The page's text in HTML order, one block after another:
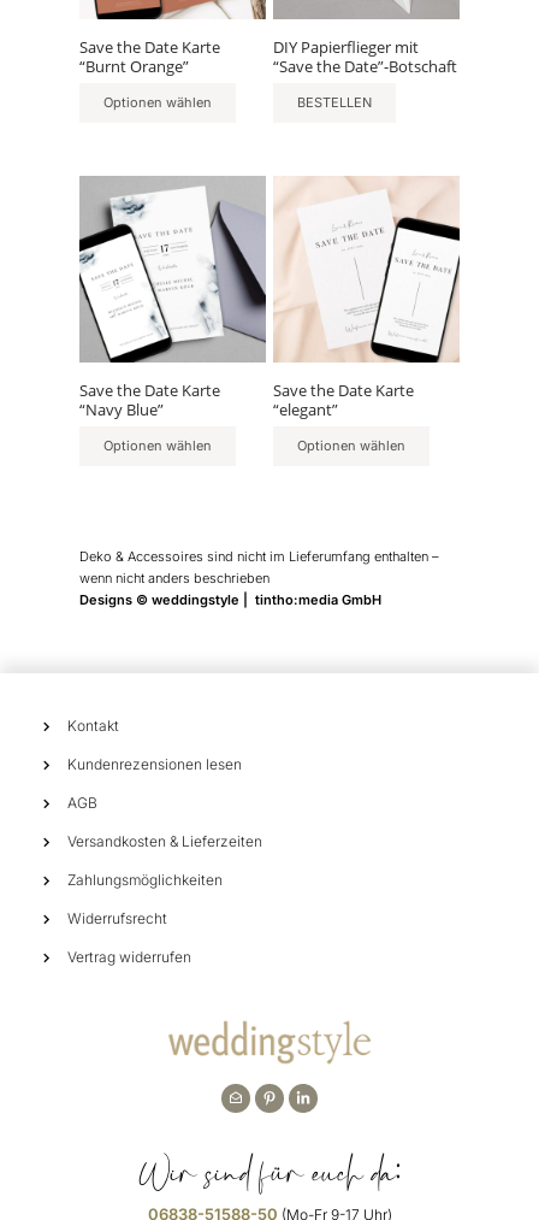
Save the Date Karte
“Burnt Orange”
Optionen wählen
DIY Papierflieger mit
“Save the Date”-Botschaft
BESTELLEN
Save the Date Karte
“Navy Blue”
Optionen wählen
Save the Date Karte
“elegant”
Optionen wählen
Deko & Accessoires sind nicht im Lieferumfang enthalten –
wenn nicht anders beschrieben
Designs © weddingstyle | tintho:media GmbH
Kontakt
Kundenrezensionen lesen
AGB
Versandkosten & Lieferzeiten
Zahlungsmöglichkeiten
Widerrufsrecht
Vertrag widerrufen
Wir sind für euch da:
06838-51588-50 (Mo-Fr 9-17 Uhr)